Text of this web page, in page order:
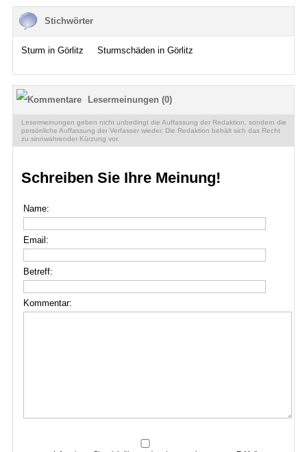
Stichwörter
Sturm in Görlitz Sturmschäden in Görlitz
Lesermeinungen (0)
Lesermeinungen geben nicht unbedingt die Auffassung der Redaktion, sondern die
persönliche Auffassung der Verfasser wieder. Die Redaktion behält sich das Recht
zu sinnwahrender Kürzung vor.
Schreiben Sie Ihre Meinung!
Name:
Email:
Betreff:
Kommentar: